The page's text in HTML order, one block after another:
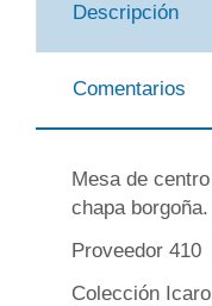
Descripción
Comentarios
Mesa de
chapa borgoña.
Proveedor 410
Colección Icaro